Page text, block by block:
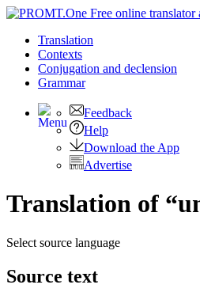
Translation
Contexts
Conjugation and declension
Grammar
Feedback
Help
Download the App
Advertise
Translation of
Select source language
Source text